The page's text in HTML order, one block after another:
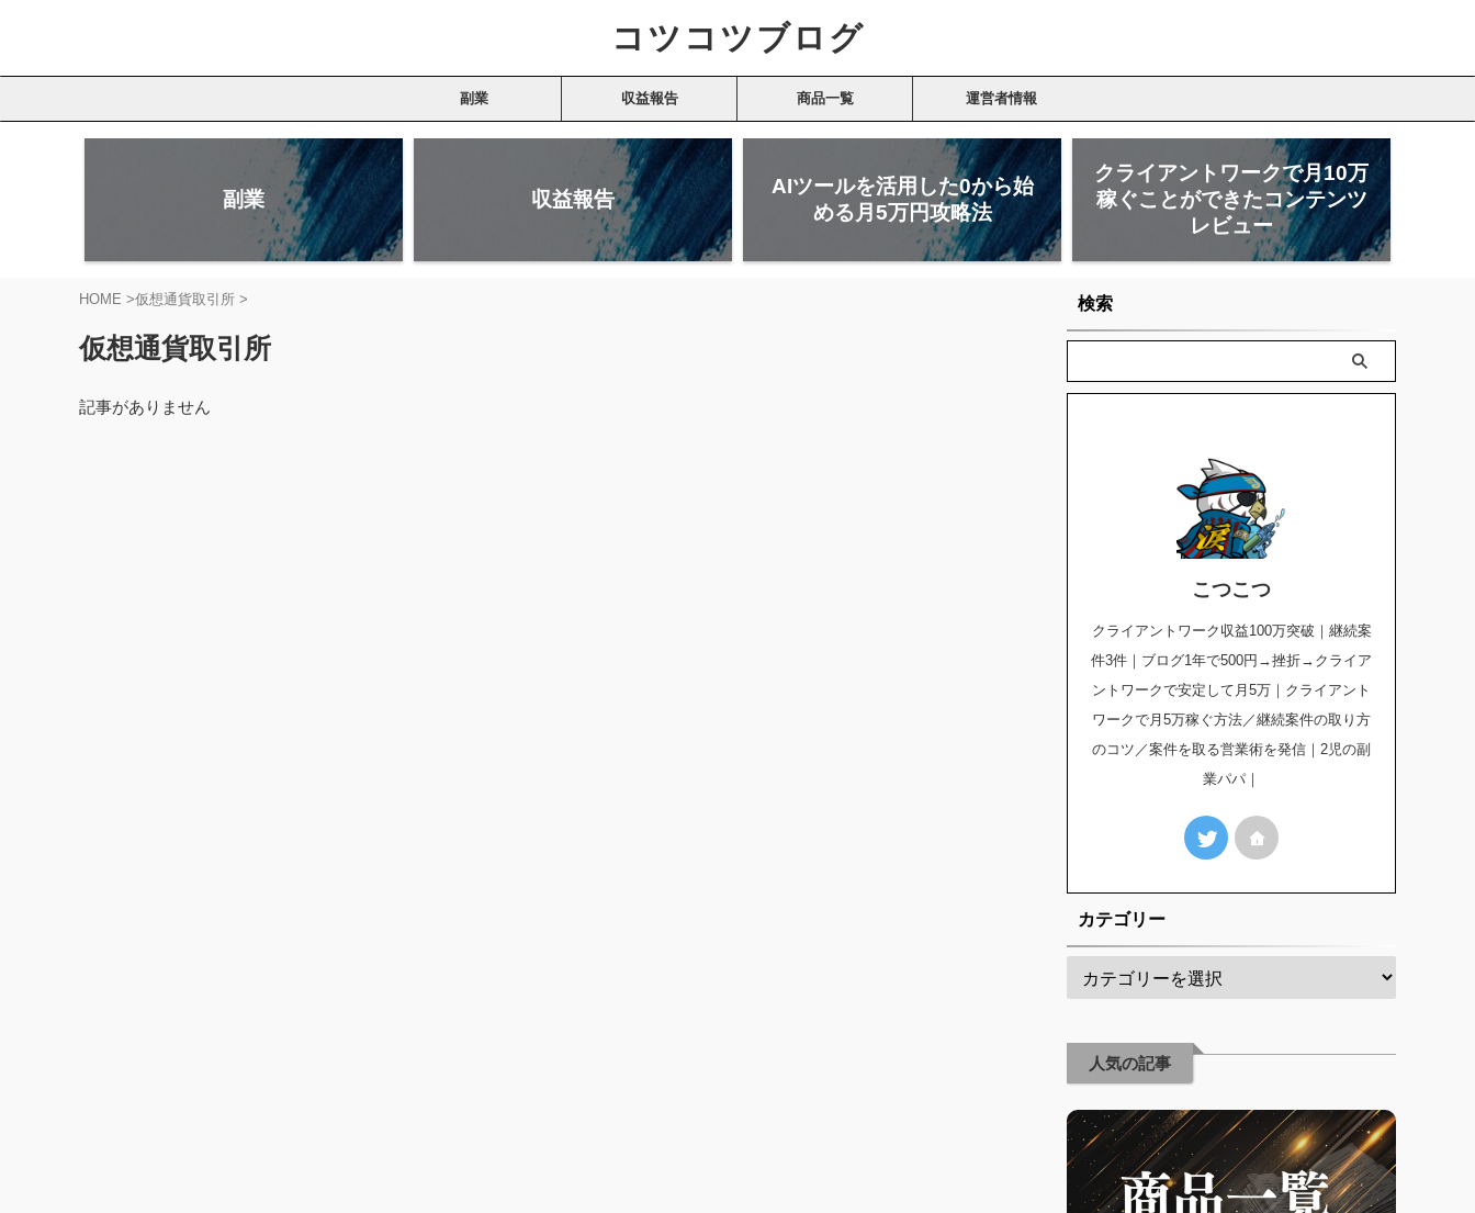
コツコツブログ
副業 収益報告 商品一覧 運営者情報
副業 収益報告
AIツールを活用した0から始
める月5万円攻略法
クライアントワークで月10万
稼ぐことができたコンテンツ
レビュー
HOME >仮想通貨取引所 >
仮想通貨取引所
記事がありません
検索
こつこつ
クライアントワーク収益100万突破｜継続案
件3件｜ブログ1年で500円→挫折→クライア
ントワークで安定して月5万｜クライアント
ワークで月5万稼ぐ方法／継続案件の取り方
のコツ／案件を取る営業術を発信｜2児の副
業パパ｜
カテゴリー
人気の記事